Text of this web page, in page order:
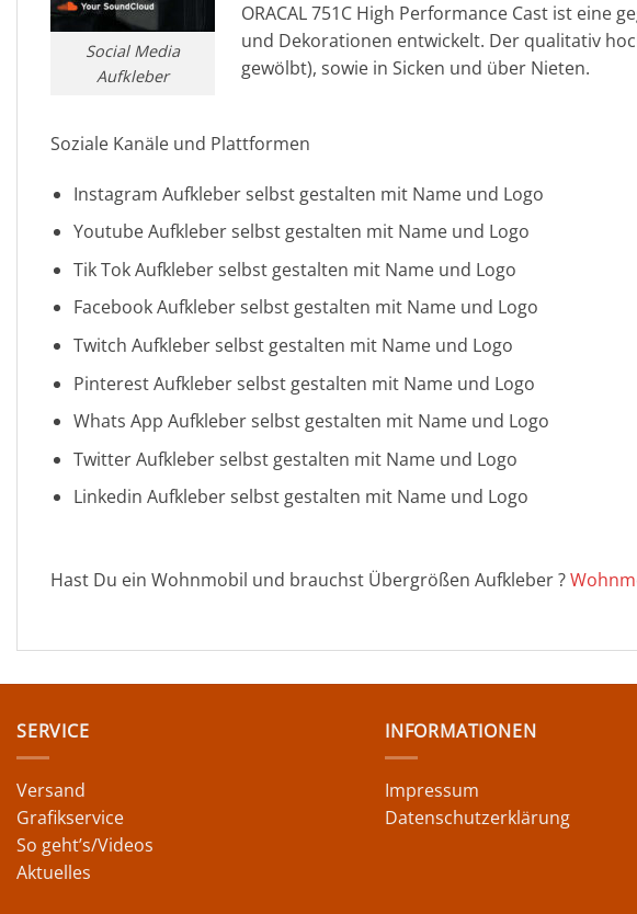
Social Media
Aufkleber
ORACAL 751C High Performance Cast ist eine
und Dekorationen entwickelt. Der qualitativ
gewölbt), sowie in Sicken und über Nieten.
Soziale Kanäle und Plattformen
Instagram Aufkleber selbst gestalten mit Name und Logo
Youtube Aufkleber selbst gestalten mit Name und Logo
Tik Tok Aufkleber selbst gestalten mit Name und Logo
Facebook Aufkleber selbst gestalten mit Name und Logo
Twitch Aufkleber selbst gestalten mit Name und Logo
Pinterest Aufkleber selbst gestalten mit Name und Logo
Whats App Aufkleber selbst gestalten mit Name und Logo
Twitter Aufkleber selbst gestalten mit Name und Logo
Linkedin Aufkleber selbst gestalten mit Name und Logo
Hast Du ein Wohnmobil und brauchst Übergrößen Aufkleber ?
SERVICE
Versand
Grafikservice
So geht’s/Videos
Aktuelles
INFORMATIONEN
Impressum
Datenschutzerklärung